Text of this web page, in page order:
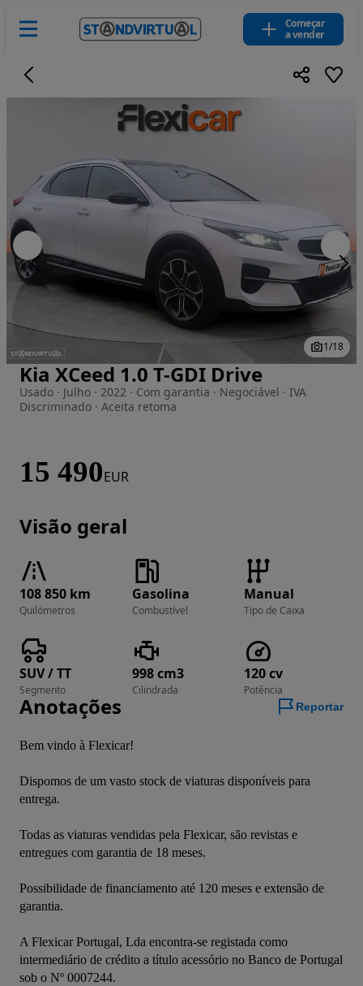
Começar
a vender
Imagem 1 de 18
1/18
Kia XCeed 1.0 T-GDI Drive
Usado · Julho · 2022 · Com garantia · Negociável · IVA
Discriminado · Aceita retoma
15 490EUR
Visão geral
108 850 km
Quilómetros
Gasolina
Combustível
Manual
Tipo de Caixa
SUV / TT
Segmento
998 cm3
Cilindrada
120 cv
Potência
Anotações Reportar
Bem vindo à Flexicar!
Dispomos de um vasto stock de viaturas disponíveis para
entrega.
Todas as viaturas vendidas pela Flexicar, são revistas e
entregues com garantia de 18 meses.
Possibilidade de financiamento até 120 meses e extensão de
garantia.
A Flexicar Portugal, Lda encontra-se registada como
intermediário de crédito a título acessório no Banco de Portugal
sob o Nº 0007244.